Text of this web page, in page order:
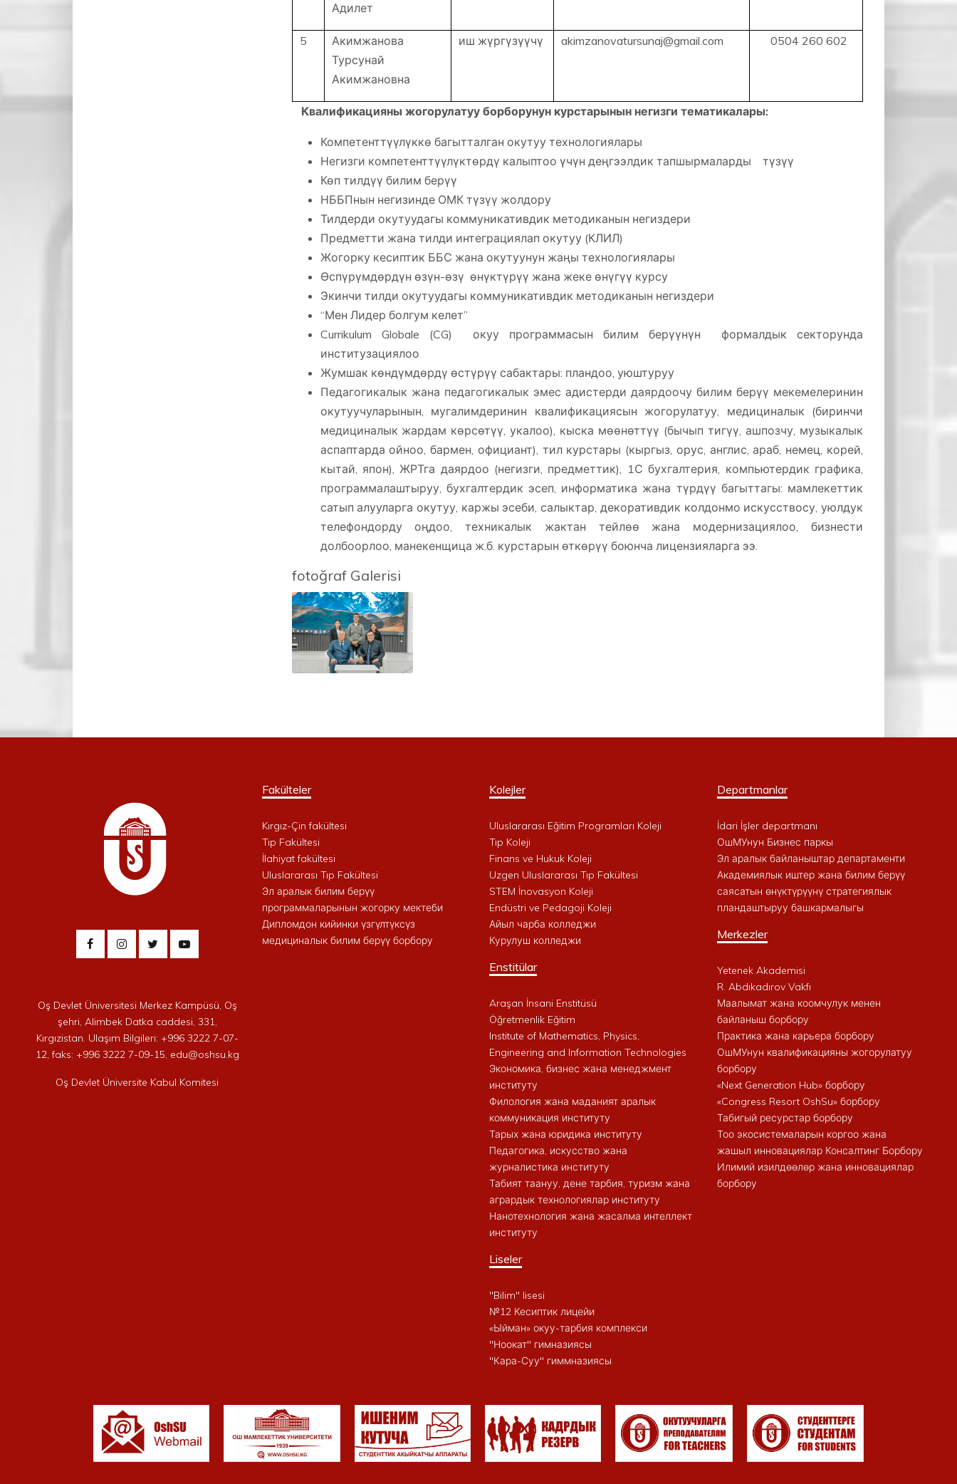
Адилет
5
Акимжанова
Турсунай
Акимжановна
иш жүргүзүүчү akimzanovatursunaj@gmail.com 0504 260 602
Квалификацияны жогорулатуу борборунун курстарынын негизги тематикалары:
Компетенттүүлүккө багытталган окутуу технологиялары
Негизги компетенттүүлүктөрдү калыптоо үчүн деңгээлдик тапшырмаларды түзүү
Көп тилдүү билим берүү
НББПнын негизинде ОМК түзүү жолдору
Тилдерди окутуудагы коммуникативдик методиканын негиздери
Предметти жана тилди интеграциялап окутуу (КЛИЛ)
Жогорку кесиптик ББС жана окутуунун жаңы технологиялары
Өспүрүмдөрдүн өзүн-өзү өнүктүрүү жана жеке өнүгүү курсу
Экинчи тилди окутуудагы коммуникативдик методиканын негиздери
“Мен Лидер болгум келет”
Currikulum Globale (CG) окуу программасын билим берүүнүн формалдык секторунда
институзациялоо
Жумшак көндүмдөрдү өстүрүү сабактары: пландоо, уюштуруу
Педагогикалык жана педагогикалык эмес адистерди даярдоочу билим берүү мекемелеринин
окутуучуларынын, мугалимдеринин квалификациясын жогорулатуу, медициналык (биринчи
медициналык жардам көрсөтүү, укалоо), кыска мөөнөттүү (бычып тигүү, ашпозчу, музыкалык
аспаптарда ойноо, бармен, официант), тил курстары (кыргыз, орус, англис, араб, немец, корей,
кытай, япон), ЖРТга даярдоо (негизги, предметтик), 1С бухгалтерия, компьютердик графика,
программалаштыруу, бухгалтердик эсеп, информатика жана түрдүү багыттагы: мамлекеттик
сатып алууларга окутуу, каржы эсеби, салыктар, декоративдик колдонмо искусствосу, уюлдук
телефондорду оңдоо, техникалык жактан тейлөө жана модернизациялоо, бизнести
долбоорлоо, манекенщица ж.б. курстарын өткөрүү боюнча лицензияларга ээ.
fotoğraf Galerisi
Oş Devlet Üniversitesi Merkez Kampüsü, Oş
şehri, Alimbek Datka caddesi, 331,
Kırgızistan. Ulaşım Bilgileri: +996 3222 7-07-
12, faks: +996 3222 7-09-15, edu@oshsu.kg
Oş Devlet Üniversite Kabul Komitesi
Fakülteler
Kırgız-Çin fakültesi
Tıp Fakültesi
İlahiyat fakültesi
Uluslararası Tıp Fakültesi
Эл аралык билим берүү
программаларынын жогорку мектеби
Дипломдон кийинки үзгүлтүксүз
медициналык билим берүү борбору
Kolejler
Uluslararası Eğitim Programları Koleji
Tıp Koleji
Finans ve Hukuk Koleji
Uzgen Uluslararası Tıp Fakültesi
STEM İnovasyon Koleji
Endüstri ve Pedagoji Koleji
Айыл чарба колледжи
Курулуш колледжи
Enstitülar
Araşan İnsani Enstitüsü
Öğretmenlik Eğitim
Institute of Mathematics, Physics,
Engineering and Information Technologies
Экономика, бизнес жана менеджмент
институту
Филология жана маданият аралык
коммуникация институту
Тарых жана юридика институту
Педагогика, искусство жана
журналистика институту
Табият таануу, дене тарбия, туризм жана
агрардык технологиялар институту
Нанотехнология жана жасалма интеллект
институту
Liseler
"Bilim" lisesi
№12 Кесиптик лицейи
«Ыйман» окуу-тарбия комплекси
"Ноокат" гимназиясы
"Кара-Суу" гиммназиясы
Departmanlar
İdari İşler departmanı
ОшМУнун Бизнес паркы
Эл аралык байланыштар департаменти
Академиялык иштер жана билим берүү
саясатын өнүктүрүүнү стратегиялык
пландаштыруу башкармалыгы
Merkezler
Yetenek Akademisi
R. Abdıkadırov Vakfı
Маалымат жана коомчулук менен
байланыш борбору
Практика жана карьера борбору
ОшМУнун квалификацияны жогорулатуу
борбору
«Next Generation Hub» борбору
«Congress Resort OshSu» борбору
Табигый ресурстар борбору
Тоо экосистемаларын коргоо жана
жашыл инновациялар Консалтинг Борбору
Илимий изилдөөлөр жана инновациялар
борбору